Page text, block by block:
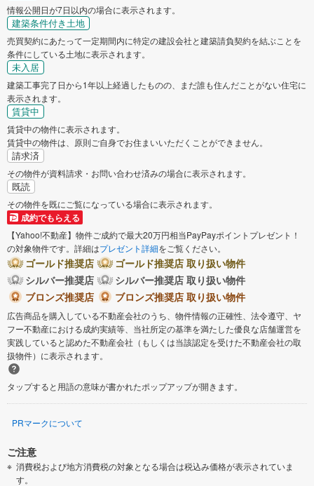
情報公開日が7日以内の場合に表示されます。
建築条件付き土地
売買契約にあたって一定期間内に特定の建設会社と建築請負契約を結ぶことを
条件にしている土地に表示されます。
未入居
建築工事完了日から1年以上経過したものの、まだ誰も住んだことがない住宅に
表示されます。
賃貸中
賃貸中の物件に表示されます。
賃貸中の物件は、原則ご自身でお住まいいただくことができません。
請求済
その物件が資料請求・お問い合わせ済みの場合に表示されます。
既読
その物件を既にご覧になっている場合に表示されます。
成約でもらえる
【Yahoo!不動産】物件ご成約で最大20万円相当PayPayポイントプレゼント！
の対象物件です。詳細はプレゼント詳細をご覧ください。
ゴールド推奨店
ゴールド推奨店 取り扱い物件
シルバー推奨店
シルバー推奨店 取り扱い物件
ブロンズ推奨店
ブロンズ推奨店 取り扱い物件
広告商品を購入している不動産会社のうち、物件情報の正確性、法令遵守、ヤ
フー不動産における成約実績等、当社所定の基準を満たした優良な店舗運営を
実践していると認めた不動産会社（もしくは当該認定を受けた不動産会社の取
扱物件）に表示されます。
タップすると用語の意味が書かれたポップアップが開きます。
PRマークについて
ご注意
消費税および地方消費税の対象となる場合は税込み価格が表示されていま
す。